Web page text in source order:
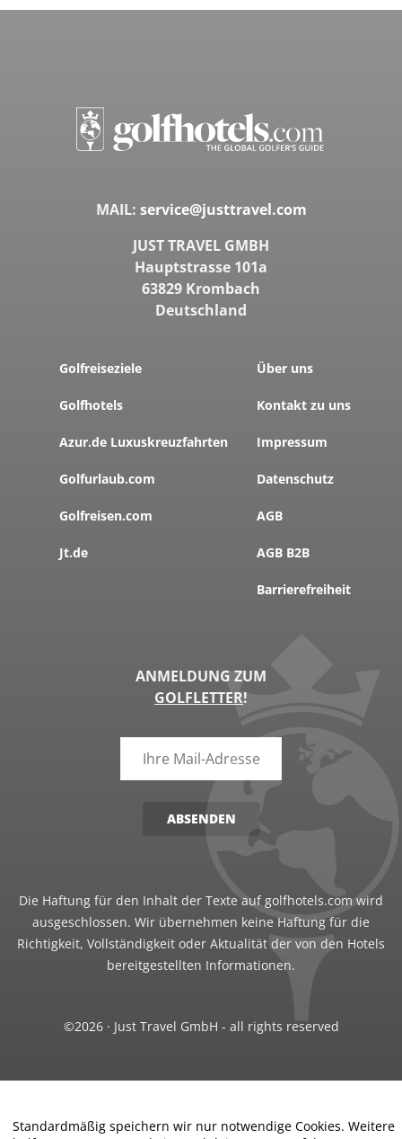
MAIL: service@justtravel.com
JUST TRAVEL GMBH
Hauptstrasse 101a
63829 Krombach
Deutschland
Golfreiseziele
Golfhotels
Azur.de Luxuskreuzfahrten
Golfurlaub.com
Golfreisen.com
Jt.de
Über uns
Kontakt zu uns
Impressum
Datenschutz
AGB
AGB B2B
Barrierefreiheit
ANMELDUNG ZUM
GOLFLETTER!
ABSENDEN
Die Haftung für den Inhalt der Texte auf golfhotels.com wird
ausgeschlossen. Wir übernehmen keine Haftung für die
Richtigkeit, Vollständigkeit oder Aktualität der von den Hotels
bereitgestellten Informationen.
©2026 · Just Travel GmbH - all rights reserved
Standardmäßig speichern wir nur notwendige Cookies. Weitere